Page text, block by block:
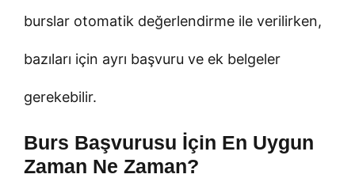
burslar otomatik değerlendirme ile verilirken,
bazıları için ayrı başvuru ve ek belgeler
gerekebilir.
Burs Başvurusu İçin En Uygun
Zaman Ne Zaman?